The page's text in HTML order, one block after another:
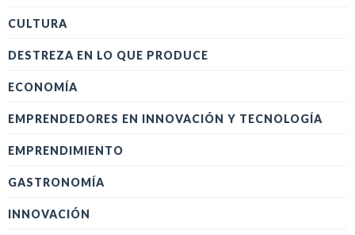
CULTURA
DESTREZA EN LO QUE PRODUCE
ECONOMÍA
EMPRENDEDORES EN INNOVACIÓN Y TECNOLOGÍA
EMPRENDIMIENTO
GASTRONOMÍA
INNOVACIÓN